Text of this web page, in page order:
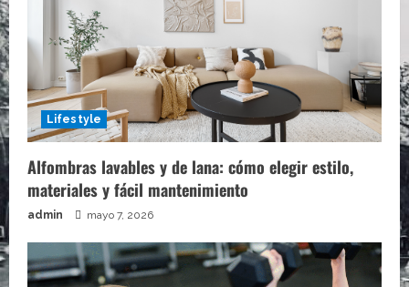
Lifestyle
Alfombras lavables y de lana: cómo elegir estilo,
materiales y fácil mantenimiento
admin mayo 7, 2026